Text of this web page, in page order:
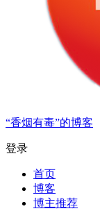
“香烟有毒”的博客
登录
首页
博客
博主推荐